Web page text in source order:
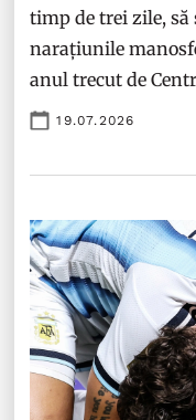
timp de trei zile, să
narațiunile
anul trecut de
19.07.2026